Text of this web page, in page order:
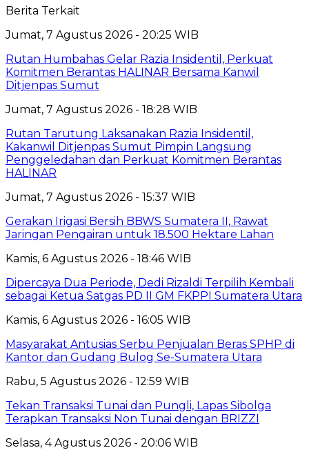
Berita Terkait
Jumat, 7 Agustus 2026 - 20:25 WIB
Rutan Humbahas Gelar Razia Insidentil, Perkuat
Komitmen Berantas HALINAR Bersama Kanwil
Ditjenpas Sumut
Jumat, 7 Agustus 2026 - 18:28 WIB
Rutan Tarutung Laksanakan Razia Insidentil,
Kakanwil Ditjenpas Sumut Pimpin Langsung
Penggeledahan dan Perkuat Komitmen Berantas
HALINAR
Jumat, 7 Agustus 2026 - 15:37 WIB
Gerakan Irigasi Bersih BBWS Sumatera II, Rawat
Jaringan Pengairan untuk 18.500 Hektare Lahan
Kamis, 6 Agustus 2026 - 18:46 WIB
Dipercaya Dua Periode, Dedi Rizaldi Terpilih Kembali
sebagai Ketua Satgas PD II GM FKPPI Sumatera Utara
Kamis, 6 Agustus 2026 - 16:05 WIB
Masyarakat Antusias Serbu Penjualan Beras SPHP di
Kantor dan Gudang Bulog Se-Sumatera Utara
Rabu, 5 Agustus 2026 - 12:59 WIB
Tekan Transaksi Tunai dan Pungli, Lapas Sibolga
Terapkan Transaksi Non Tunai dengan BRIZZI
Selasa, 4 Agustus 2026 - 20:06 WIB